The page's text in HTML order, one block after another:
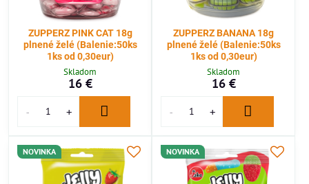
ZUPPERZ PINK CAT 18g
plnené želé (Balenie:50ks
1ks od 0,30eur)
Skladom
16 €
ZUPPERZ BANANA 18g
plnené želé (Balenie:50ks
1ks od 0,30eur)
Skladom
16 €
NOVINKA NOVINKA